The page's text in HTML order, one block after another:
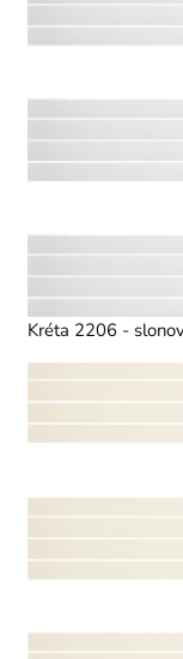
Kréta 2206 -